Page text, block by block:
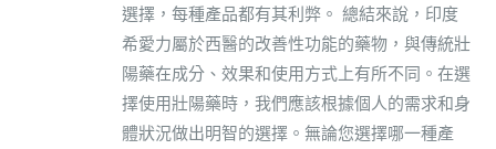
選擇，每種產品都有其利弊。 總結來說，印度
希愛力屬於西醫的改善性功能的藥物，與傳統壯
陽藥在成分、效果和使用方式上有所不同。在選
擇使用壯陽藥時，我們應該根據個人的需求和身
體狀況做出明智的選擇。無論您選擇哪一種產